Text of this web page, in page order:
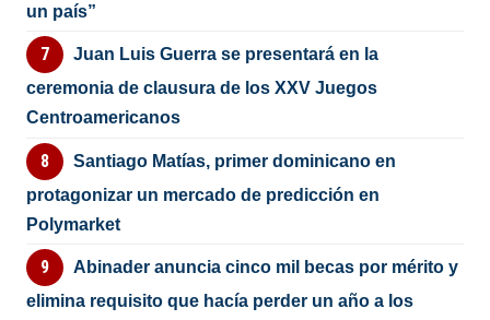
un país”
Juan Luis Guerra se presentará en la
ceremonia de clausura de los XXV Juegos
Centroamericanos
Santiago Matías, primer dominicano en
protagonizar un mercado de predicción en
Polymarket
Abinader anuncia cinco mil becas por mérito y
elimina requisito que hacía perder un año a los